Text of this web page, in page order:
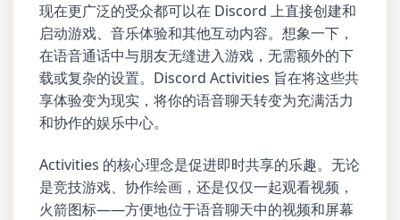
现在更广泛的受众都可以在 Discord 上直接创建和
启动游戏、音乐体验和其他互动内容。想象一下，
在语音通话中与朋友无缝进入游戏，无需额外的下
载或复杂的设置。Discord Activities 旨在将这些共
享体验变为现实，将你的语音聊天转变为充满活力
和协作的娱乐中心。
Activities 的核心理念是促进即时共享的乐趣。无论
是竞技游戏、协作绘画，还是仅仅一起观看视频，
火箭图标——方便地位于语音聊天中的视频和屏幕